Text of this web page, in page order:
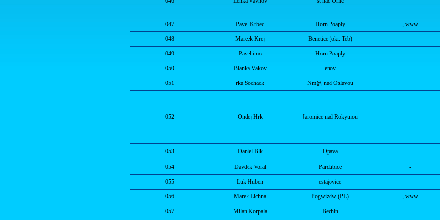
047 Pavel Krbec Horn Poaply , www
048 Mareek Krej Benetice (okr. Teb)
049 Pavel imo Horn Poaply
050 Blanka Vakov enov
051 rka Sochack Nm욝 nad Oslavou
052 Ondej Hrk Jaromice nad Rokytnou
053 Daniel Blk Opava
054 Davdek Voral Pardubice -
055 Luk Huben estajovice
056 Marek Lichna Pogwizdw (PL) , www
057 Milan Korpala Bechln